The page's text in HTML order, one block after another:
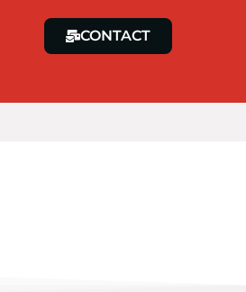
CONTACT